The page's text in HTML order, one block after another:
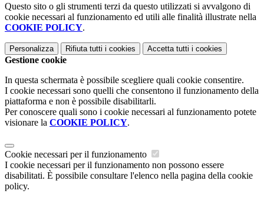
Questo sito o gli strumenti terzi da questo utilizzati si avvalgono di
cookie necessari al funzionamento ed utili alle finalità illustrate nella
COOKIE POLICY.
Personalizza Rifiuta tutti i cookies Accetta tutti i cookies
Gestione cookie
In questa schermata è possibile scegliere quali cookie consentire.
I cookie necessari sono quelli che consentono il funzionamento della
piattaforma e non è possibile disabilitarli.
Per conoscere quali sono i cookie necessari al funzionamento potete
visionare la COOKIE POLICY.
Cookie necessari per il funzionamento
I cookie necessari per il funzionamento non possono essere
disabilitati. È possibile consultare l'elenco nella pagina della cookie
policy.